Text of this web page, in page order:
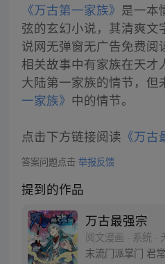
《万古第一家族》 是一本
弦的玄幻小说，其清爽文
说网无弹窗无广告免费阅
相关故事中有家族在天才
大陆第一家族的情节，但
一家族》 中的情节。
点击下方链接阅读 《万古
答案问题点击 举报反馈
提到的作品
万古最强宗
阅文漫画 · 系统 ·
末流门派掌门 君